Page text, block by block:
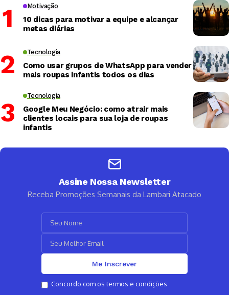
Motivação
10 dicas para motivar a equipe e alcançar
metas diárias
Tecnologia
Como usar grupos de WhatsApp para vender
mais roupas infantis todos os dias
Tecnologia
Google Meu Negócio: como atrair mais
clientes locais para sua loja de roupas
infantis
Assine Nossa Newsletter
Receba Promoções Semanais da Lambari Atacado
Concordo com os termos e condições